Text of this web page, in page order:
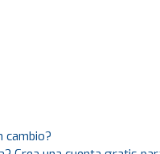
cambio?